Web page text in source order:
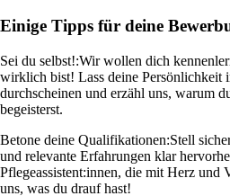
Einige Tipps für deine
Sei du selbst!:Wir wollen dich
wirklich bist! Lass deine Persönlichkeit
durchscheinen und erzähl uns, warum
begeisterst.
Betone deine Qualifikationen:Stell
und relevante Erfahrungen klar
Pflegeassistent:innen, die mit Herz und
uns, was du drauf hast!